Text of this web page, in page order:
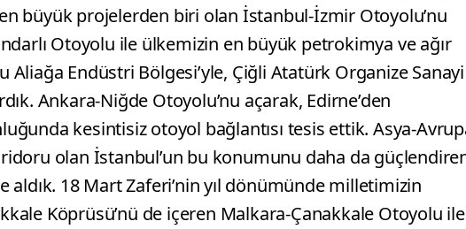
büyük projelerden biri olan İstanbul-İzmir Otoyolu’nu
Otoyolu ile ülkemizin en büyük petrokimya ve ağır
Endüstri Bölgesi’yle, Çiğli Atatürk Organize Sanayi
Ankara-Niğde Otoyolu’nu açarak, Edirne’den
kesintisiz otoyol bağlantısı tesis ettik. Asya-
olan İstanbul’un bu konumunu daha da
aldık. 18 Mart Zaferi’nin yıl dönümünde milletimizin
Köprüsü’nü de içeren Malkara-Çanakkale Otoyolu ile